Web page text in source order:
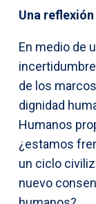
Una
En medio de
de los
dignidad
Humanos
¿estamos
un ciclo
nuevo